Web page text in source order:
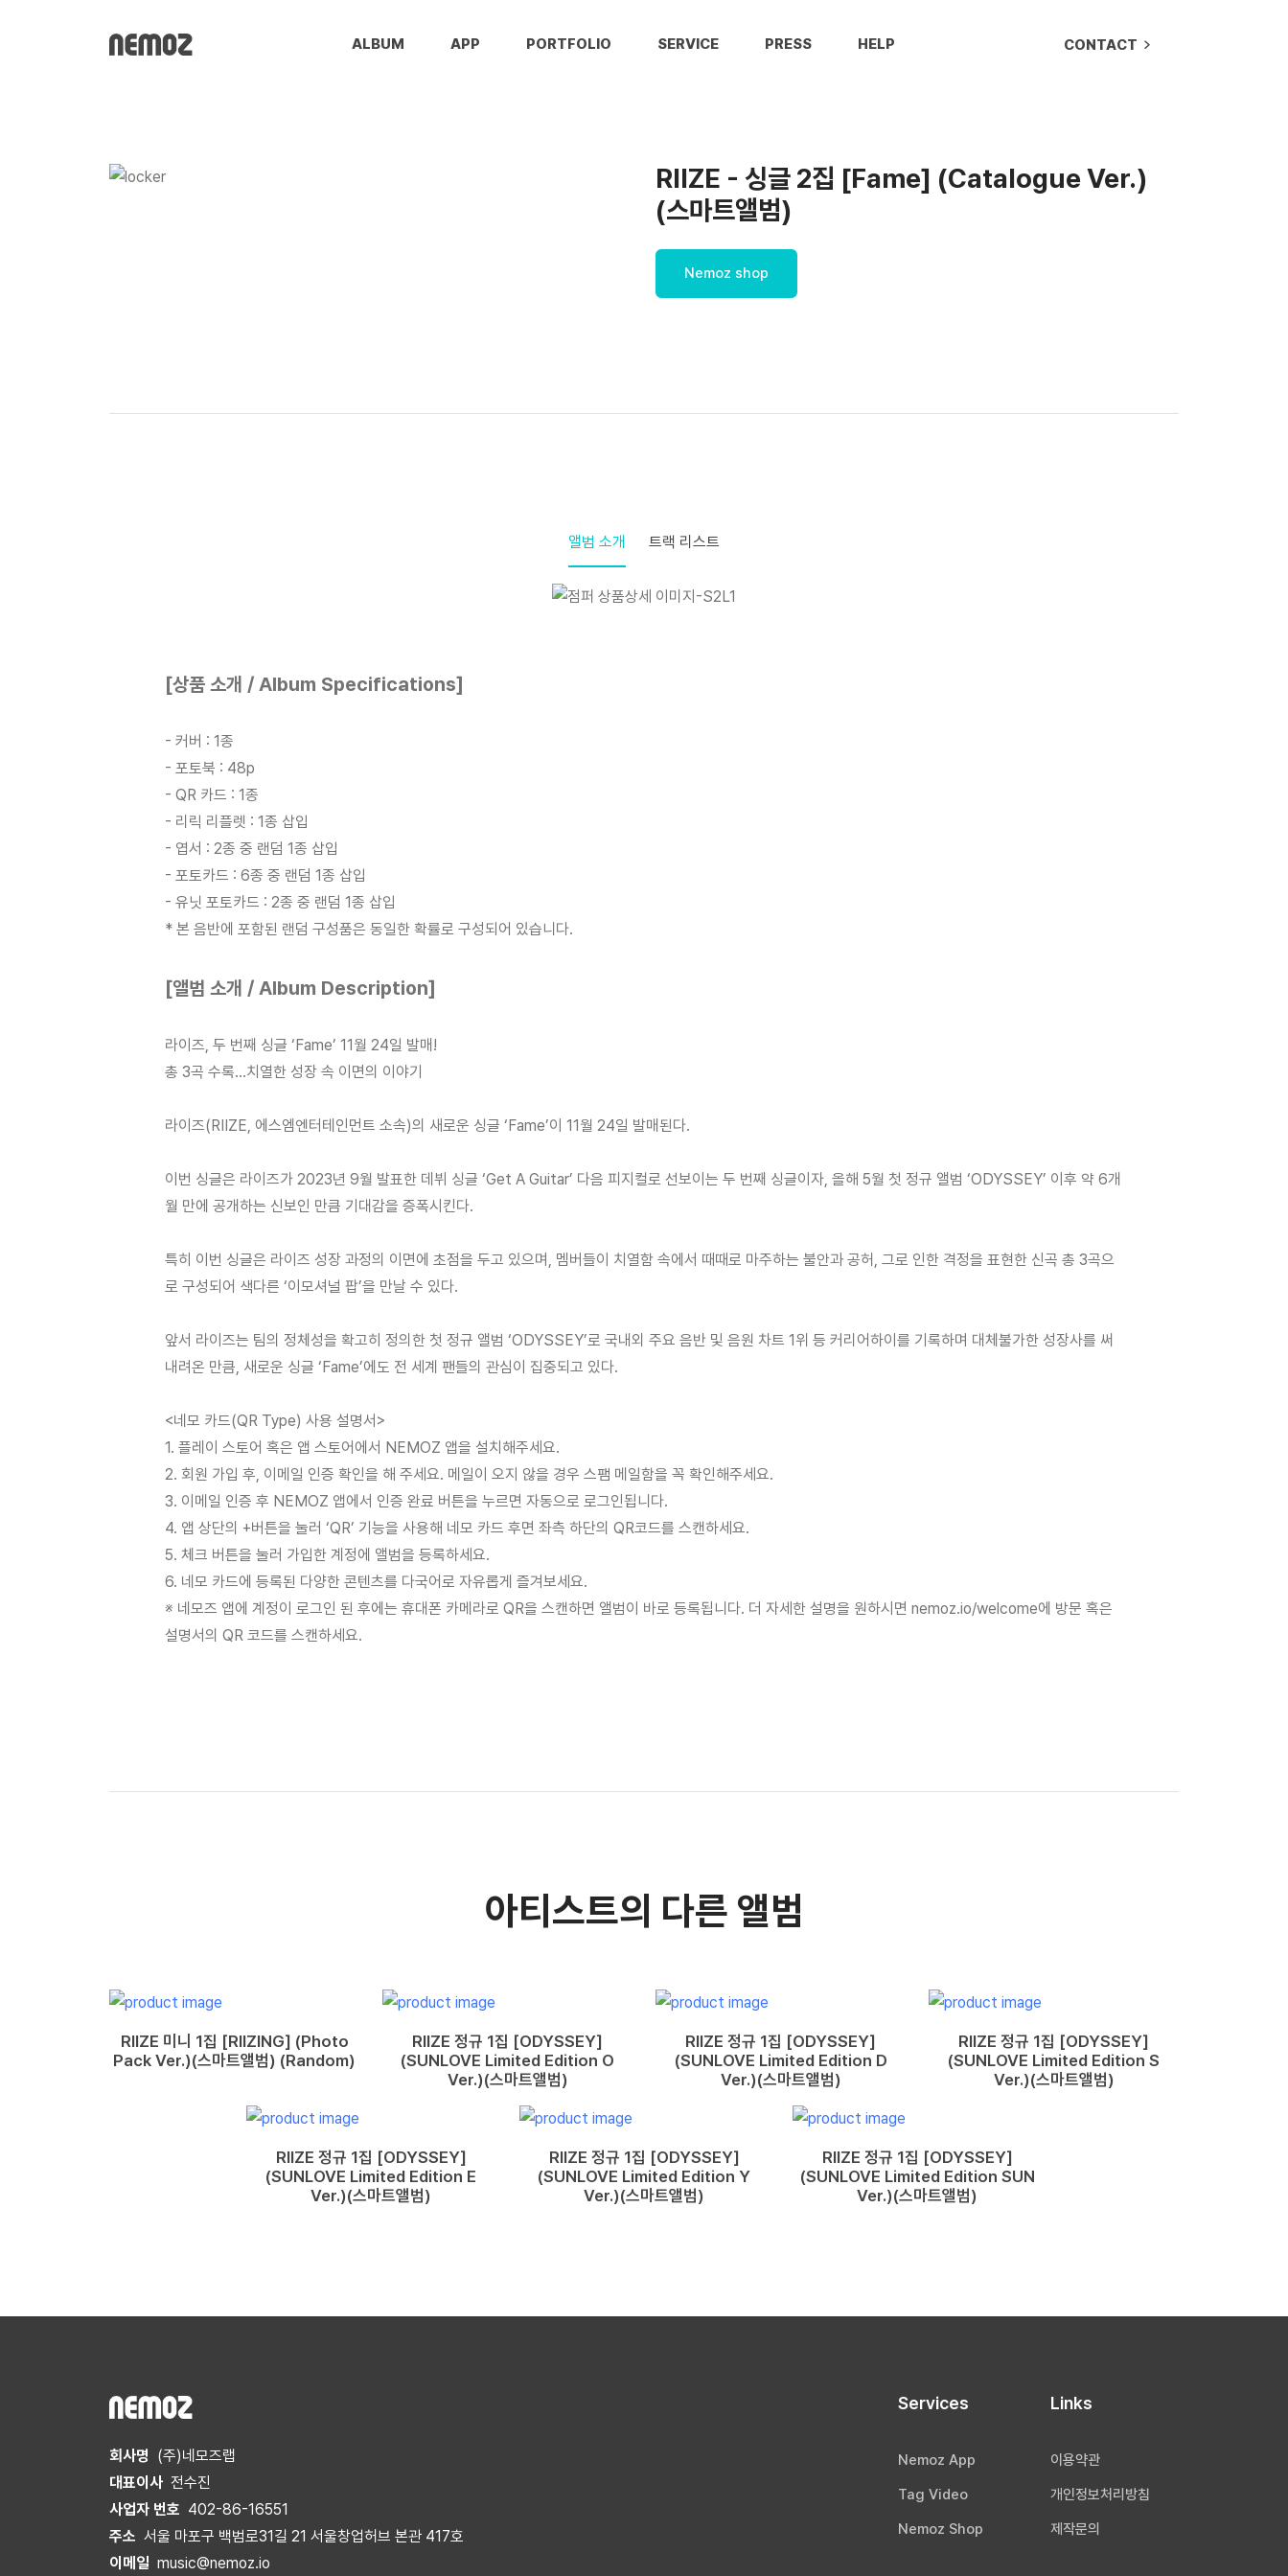
ALBUM APP PORTFOLIO SERVICE PRESS HELP CONTACT
RIIZE - 싱글 2집 [Fame] (Catalogue Ver.)
(스마트앨범)
Nemoz shop
앨범 소개 트랙 리스트
[상품 소개 / Album Specifications]
- 커버 : 1종
- 포토북 : 48p
- QR 카드 : 1종
- 리릭 리플렛 : 1종 삽입
- 엽서 : 2종 중 랜덤 1종 삽입
- 포토카드 : 6종 중 랜덤 1종 삽입
- 유닛 포토카드 : 2종 중 랜덤 1종 삽입
* 본 음반에 포함된 랜덤 구성품은 동일한 확률로 구성되어 있습니다.
[앨범 소개 / Album Description]
라이즈, 두 번째 싱글 ‘Fame’ 11월 24일 발매!
총 3곡 수록…치열한 성장 속 이면의 이야기
라이즈(RIIZE, 에스엠엔터테인먼트 소속)의 새로운 싱글 ‘Fame’이 11월 24일 발매된다.
이번 싱글은 라이즈가 2023년 9월 발표한 데뷔 싱글 ‘Get A Guitar’ 다음 피지컬로 선보이는 두 번째 싱글이자, 올해 5월 첫 정규 앨범 ‘ODYSSEY’ 이후 약 6개
월 만에 공개하는 신보인 만큼 기대감을 증폭시킨다.
특히 이번 싱글은 라이즈 성장 과정의 이면에 초점을 두고 있으며, 멤버들이 치열함 속에서 때때로 마주하는 불안과 공허, 그로 인한 격정을 표현한 신곡 총 3곡으
로 구성되어 색다른 ‘이모셔널 팝’을 만날 수 있다.
앞서 라이즈는 팀의 정체성을 확고히 정의한 첫 정규 앨범 ‘ODYSSEY’로 국내외 주요 음반 및 음원 차트 1위 등 커리어하이를 기록하며 대체불가한 성장사를 써
내려온 만큼, 새로운 싱글 ‘Fame’에도 전 세계 팬들의 관심이 집중되고 있다.
<네모 카드(QR Type) 사용 설명서>
1. 플레이 스토어 혹은 앱 스토어에서 NEMOZ 앱을 설치해주세요.
2. 회원 가입 후, 이메일 인증 확인을 해 주세요. 메일이 오지 않을 경우 스팸 메일함을 꼭 확인해주세요.
3. 이메일 인증 후 NEMOZ 앱에서 인증 완료 버튼을 누르면 자동으로 로그인됩니다.
4. 앱 상단의 +버튼을 눌러 ‘QR’ 기능을 사용해 네모 카드 후면 좌측 하단의 QR코드를 스캔하세요.
5. 체크 버튼을 눌러 가입한 계정에 앨범을 등록하세요.
6. 네모 카드에 등록된 다양한 콘텐츠를 다국어로 자유롭게 즐겨보세요.
※ 네모즈 앱에 계정이 로그인 된 후에는 휴대폰 카메라로 QR을 스캔하면 앨범이 바로 등록됩니다. 더 자세한 설명을 원하시면 nemoz.io/welcome에 방문 혹은
설명서의 QR 코드를 스캔하세요.
아티스트의 다른 앨범
RIIZE 미니 1집 [RIIZING] (Photo
Pack Ver.)(스마트앨범) (Random)
RIIZE 정규 1집 [ODYSSEY]
(SUNLOVE Limited Edition O
Ver.)(스마트앨범)
RIIZE 정규 1집 [ODYSSEY]
(SUNLOVE Limited Edition D
Ver.)(스마트앨범)
RIIZE 정규 1집 [ODYSSEY]
(SUNLOVE Limited Edition S
Ver.)(스마트앨범)
RIIZE 정규 1집 [ODYSSEY]
(SUNLOVE Limited Edition E
Ver.)(스마트앨범)
RIIZE 정규 1집 [ODYSSEY]
(SUNLOVE Limited Edition Y
Ver.)(스마트앨범)
RIIZE 정규 1집 [ODYSSEY]
(SUNLOVE Limited Edition SUN
Ver.)(스마트앨범)
회사명 (주)네모즈랩
대표이사 전수진
사업자 번호 402-86-16551
주소 서울 마포구 백범로31길 21 서울창업허브 본관 417호
이메일 music@nemoz.io
Services
Nemoz App
Tag Video
Nemoz Shop
Links
이용약관
개인정보처리방침
제작문의